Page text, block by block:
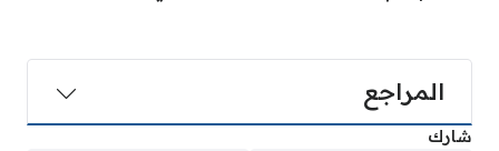
المراجع
شارك